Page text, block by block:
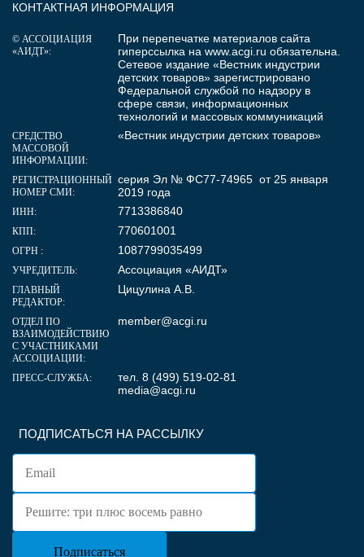
ПОДПИСАТЬСЯ НА РАССЫЛКУ
КОНТАКТНАЯ ИНФОРМАЦИЯ
© АССОЦИАЦИЯ
«АИДТ»:
При перепечатке материалов сайта
гиперссылка на www.acgi.ru обязательна.
Сетевое издание «Вестник индустрии
детских товаров» зарегистрировано
Федеральной службой по надзору в
сфере связи, информационных
технологий и массовых коммуникаций
СРЕДСТВО
МАССОВОЙ
ИНФОРМАЦИИ:
«Вестник индустрии детских товаров»
РЕГИСТРАЦИОННЫЙ
НОМЕР СМИ:
серия Эл № ФС77-74965 от 25 января
2019 года
ИНН: 7713386840
КПП: 770601001
ОГРН : 1087799035499
УЧРЕДИТЕЛЬ: Ассоциация «АИДТ»
ГЛАВНЫЙ
РЕДАКТОР:
Цицулина А.В.
ОТДЕЛ ПО
ВЗАИМОДЕЙСТВИЮ
С УЧАСТНИКАМИ
АССОЦИАЦИИ:
member@acgi.ru
ПРЕСС-СЛУЖБА:
тел. 8 (499) 519-02-81
media@acgi.ru